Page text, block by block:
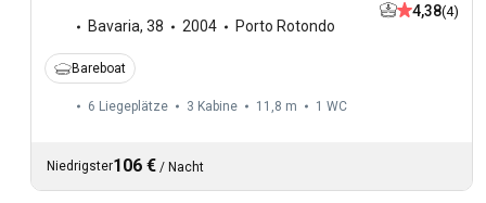
Bavaria, 38 2004 Porto Rotondo
4,38(4)
Bareboat
6 Liegeplätze 3 Kabine 11,8 m 1 WC
Niedrigster106 € / Nacht